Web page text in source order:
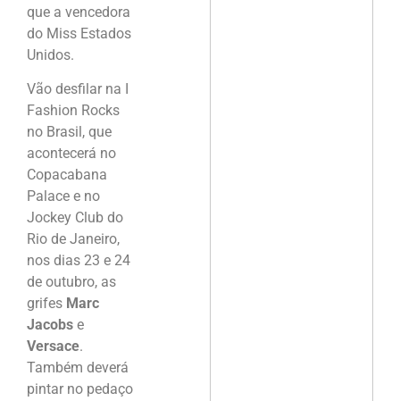
que a vencedora
do Miss Estados
Unidos.
Vão desfilar na I
Fashion Rocks
no Brasil, que
acontecerá no
Copacabana
Palace e no
Jockey Club do
Rio de Janeiro,
nos dias 23 e 24
de outubro, as
grifes Marc
Jacobs e
Versace.
Também deverá
pintar no pedaço